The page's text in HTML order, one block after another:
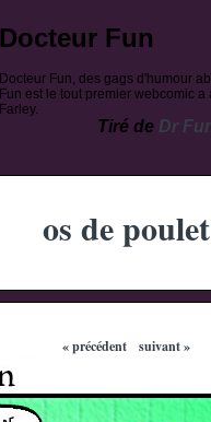
Docteur Fun
Docteur Fun, des gags d'humour
Fun est le tout premier webcomic
Farley.
Tiré de Dr
os de poulet
« précédent suivant »